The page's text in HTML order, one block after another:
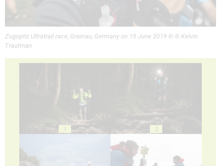
Zugspitz Ultratrail race, Grainau, Germany on 15 June 2019 © © Kelvin
Trautman
1 2